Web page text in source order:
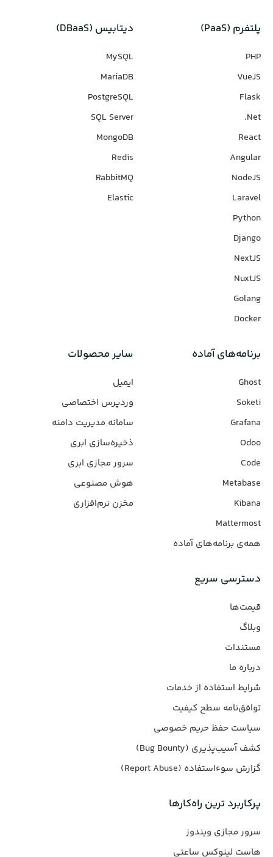
پلتفرم (PaaS)
PHP
VueJS
Flask
Net.
React
Angular
NodeJS
Laravel
Python
Django
NextJS
NuxtJS
Golang
Docker
دیتابیس‌ (DBaaS)
MySQL
MariaDB
PostgreSQL
SQL Server
MongoDB
Redis
RabbitMQ
Elastic
برنامه‌های‌ آماده
Ghost
Soketi
Grafana
Odoo
Code
Metabase
Kibana
Mattermost
همه‌ی برنامه‌های آماده
سایر محصولات
ایمیل
وردپرس‌ اختصاصی
سامانه مدیریت دامنه
ذخیره‌سازی ابری
سرور مجازی ابری
هوش مصنوعی
مخزن نرم‌افزاری
دسترسی سریع
قیمت‌ها
وبلاگ
مستندات
درباره ما
شرایط استفاده از خدمات
توافق‌نامه سطح کیفیت
سیاست حفظ حریم خصوصی
کشف آسیب‌پذیری (Bug Bounty)
گزارش سوءاستفاده (Report Abuse)
پرکاربرد ترین راه‌کارها
سرور مجازی ویندوز
هاست لینوکس ساعتی